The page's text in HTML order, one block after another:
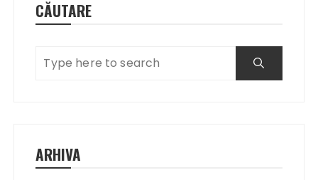
CĂUTARE
ARHIVA